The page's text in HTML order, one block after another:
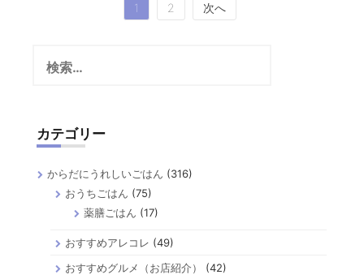
の
ジ
送
1 2 次へ
カテゴリー
からだにうれしいごはん (316)
おうちごはん (75)
薬膳ごはん (17)
おすすめアレコレ (49)
おすすめグルメ（お店紹介）
(42)